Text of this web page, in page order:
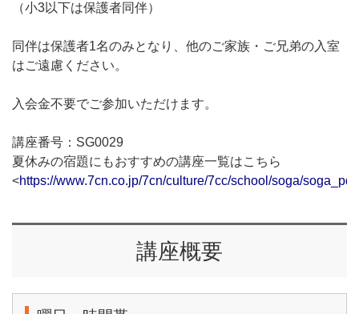
（小3以下は保護者同伴）
同伴は保護者1名のみとなり、他のご家族・ご兄弟の入室
はご遠慮ください。
入会金不要でご参加いただけます。
講座番号：SG0029
夏休みの宿題にもおすすめの講座一覧はこちら
<https://www.7cn.co.jp/7cn/culture/7cc/school/soga/
講座概要